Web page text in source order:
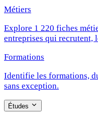
Métiers
Explore 1 220 fiches
entreprises qui recrutent,
Formations
Identifie les formations,
sans exception.
Études